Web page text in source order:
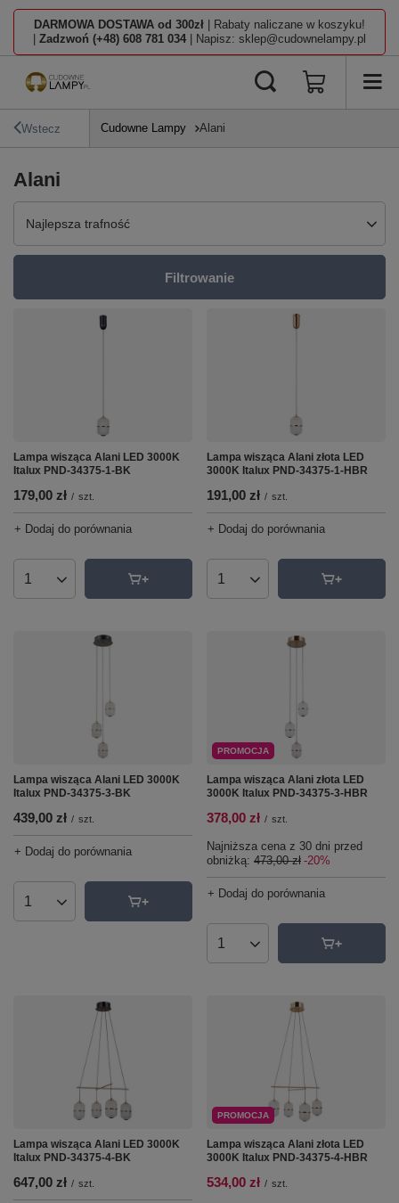
DARMOWA DOSTAWA od 300zł | Rabaty naliczane w koszyku!
Zadzwoń (+48) 608 781 034 | Napisz: sklep@cudownelampy.pl
Wstecz Cudowne Lampy Alani
Alani
Zmień sortowanie
Najlepsza trafność
Filtrowanie
Lampa wisząca Alani LED 3000K
Italux PND-34375-1-BK
179,00 zł / szt.
+ Dodaj do porównania
Ilość produktów
Lampa wisząca Alani złota LED
3000K Italux PND-34375-1-HBR
191,00 zł / szt.
+ Dodaj do porównania
Ilość produktów
Lampa wisząca Alani LED 3000K
Italux PND-34375-3-BK
439,00 zł / szt.
+ Dodaj do porównania
Ilość produktów
PROMOCJA
Lampa wisząca Alani złota LED
3000K Italux PND-34375-3-HBR
378,00 zł / szt.
Najniższa cena z 30 dni przed
obniżką: 473,00 zł -20%
+ Dodaj do porównania
Ilość produktów
Lampa wisząca Alani LED 3000K
Italux PND-34375-4-BK
647,00 zł / szt.
PROMOCJA
Lampa wisząca Alani złota LED
3000K Italux PND-34375-4-HBR
534,00 zł / szt.